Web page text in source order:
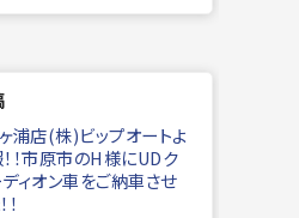
浦店(株)ビップオートよ
！市原市のH様にUDク
ィオン車をご納車させ